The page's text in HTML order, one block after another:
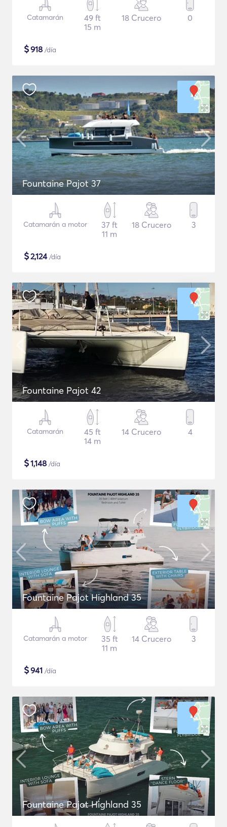
Catamarán
49 ft
15 m
18 Crucero 0
$918 /día
Fountaine Pajot 37
Catamarán a motor
37 ft
11 m
18 Crucero 3
$2,124/día
Fountaine Pajot 42
Catamarán
45 ft
14 m
14 Crucero 4
$1,148 /día
Fountaine Pajot Highland 35
Catamarán a motor
35 ft
11 m
14 Crucero 3
$941 /día
Fountaine Pajot Highland 35